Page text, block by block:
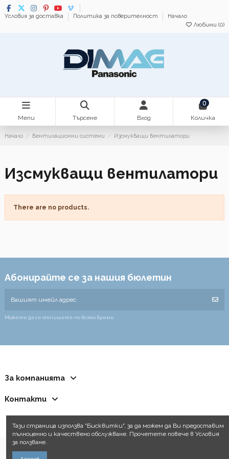
Условия за доставка Политика за поверителност
Начало
Любими (0)
Menu Търсене Вход
0
Количка
Начало Вентилационни системи Изсмукващи вентилатори
Изсмукващи вентилатори
There are no products.
Абонирайте се за нашия бюлетин
Можете да се отпишете по всяко време.
За компанията
Контакти
Тази страница използва "Бисквитки", за да можем да Ви предоставим
пълноценно и качествено обслужване. Прочетете повече в Условия
за ползване.